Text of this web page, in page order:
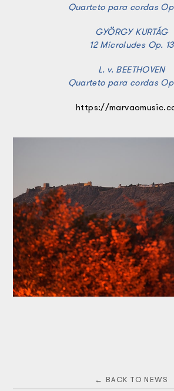
Quarteto para cordas
GYÖRGY KURTÁG
12 Microludes Op. 13
L. v. BEETHOVEN
Quarteto para cordas
https://
← BACK TO NEWS